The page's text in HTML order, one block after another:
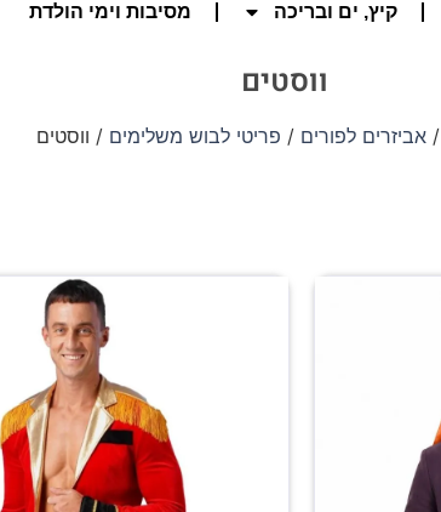
קיץ, ים ובריכה מסיבות וימי הולדת
ווסטים
/אביזרים לפורים / פריטי לבוש משלימים / ווסטים